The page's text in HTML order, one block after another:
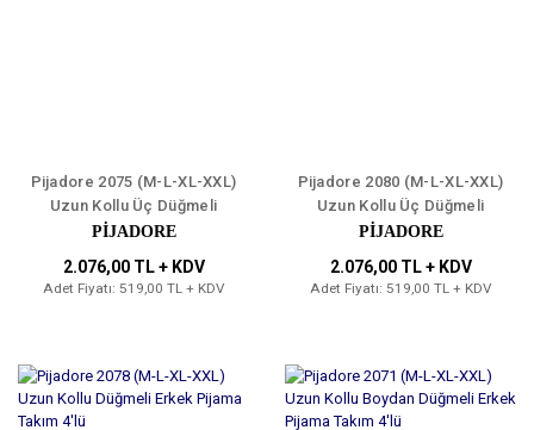
Pijadore 2075 (M-L-XL-XXL)
Uzun Kollu Üç Düğmeli
Erkek Pijama Takım 4'lü
PİJADORE
2.076,00 TL + KDV
Adet Fiyatı: 519,00 TL + KDV
Pijadore 2080 (M-L-XL-XXL)
Uzun Kollu Üç Düğmeli
Erkek Pijama Takım 4'lü
PİJADORE
2.076,00 TL + KDV
Adet Fiyatı: 519,00 TL + KDV